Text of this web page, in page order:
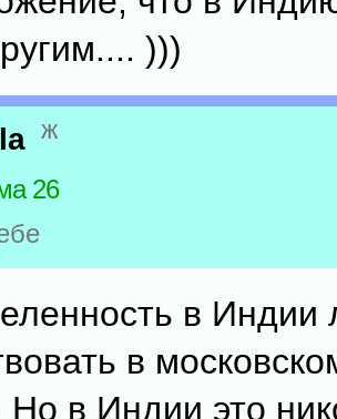
)))
ж
26
в Индии
в
Но в Индии это